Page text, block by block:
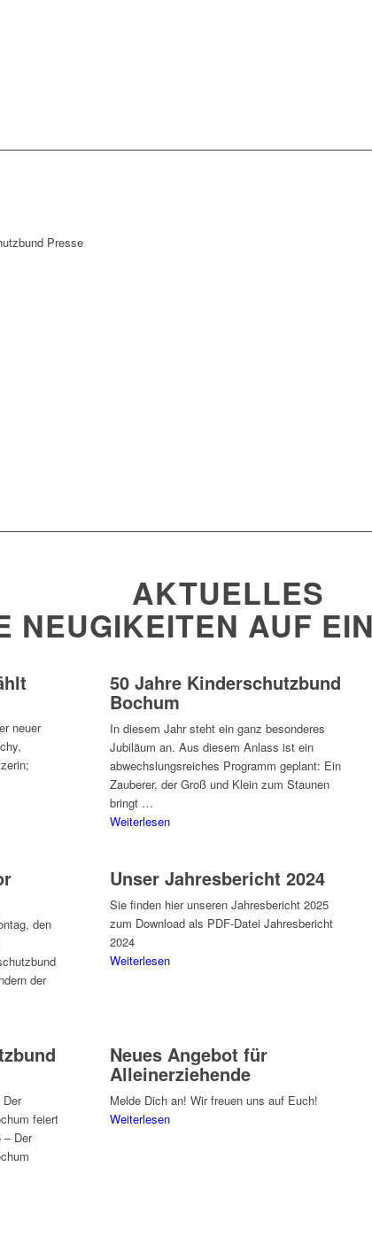
AKTUELLES
NEUGIKEITEN AUF
neuer
50 Jahre Kinderschutzbund
Bochum
In diesem Jahr steht ein ganz besonderes
Jubiläum an. Aus diesem Anlass ist ein
abwechslungsreiches Programm geplant: Ein
Zauberer, der Groß und Klein zum Staunen
bringt …
Weiterlesen
den
der
Unser Jahresbericht 2024
Sie finden hier unseren Jahresbericht 2025
zum Download als PDF-Datei Jahresbericht
2024
Weiterlesen
feiert
Der
Neues Angebot für
Alleinerziehende
Melde Dich an! Wir freuen uns auf Euch!
Weiterlesen